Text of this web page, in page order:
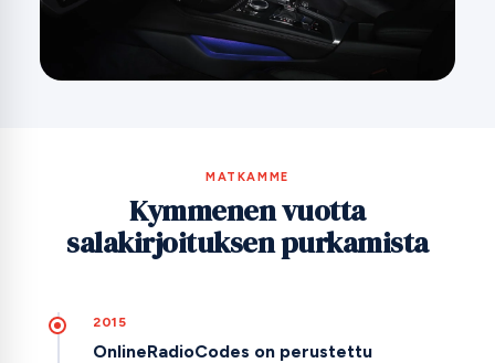
MATKAMME
Kymmenen vuotta
salakirjoituksen purkamista
2015
OnlineRadioCodes on perustettu